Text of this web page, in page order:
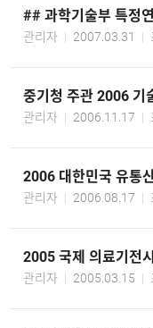
## 과학기술부 특정
관리자 2007.03.31
중기청 주관 2006 기
관리자 2006.11.17
2006 대한민국 유통
관리자 2006.08.17
2005 국제 의료기전
관리자 2005.03.15